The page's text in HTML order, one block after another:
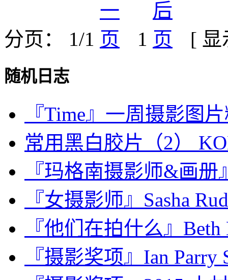
分页： 1/1 1 [
随机日志
『Time』一周摄影图
常用黑白胶片（2）
『玛格南摄影师&画册
『女摄影师』Sasha
『他们在拍什么』
『摄影奖项』Ian Parry